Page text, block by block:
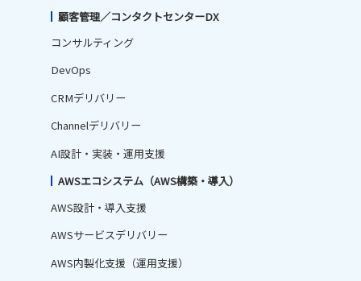
顧客管理／コンタクトセンターDX
コンサルティング
DevOps
CRMデリバリー
Channelデリバリー
AI設計・実装・運用支援
AWSエコシステム（AWS構築・導入）
AWS設計・導入支援
AWSサービスデリバリー
AWS内製化支援（運用支援）